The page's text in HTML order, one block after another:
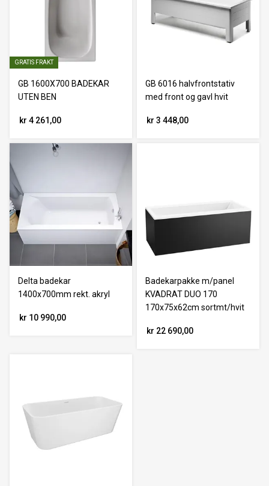
GRATIS FRAKT
GB 1600X700 BADEKAR
UTEN BEN
kr 4 261,00
GB 6016 halvfrontstativ
med front og gavl hvit
kr 3 448,00
Delta badekar
1400x700mm rekt. akryl
kr 10 990,00
Badekarpakke m/panel
KVADRAT DUO 170
170x75x62cm sortmt/hvit
kr 22 690,00